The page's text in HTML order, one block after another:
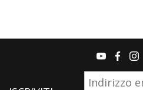
youtube